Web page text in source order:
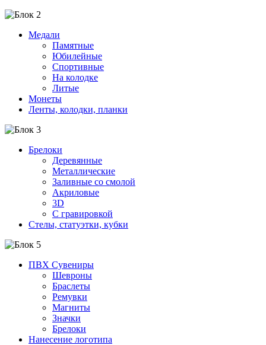
Медали
Памятные
Юбилейные
Спортивные
На колодке
Литые
Монеты
Ленты, колодки, планки
Брелоки
Деревянные
Металлические
Заливные со смолой
Акриловые
3D
C гравировкой
Стелы, статуэтки, кубки
ПВХ Сувениры
Шевроны
Браслеты
Ремувки
Магниты
Значки
Брелоки
Нанесение логотипа